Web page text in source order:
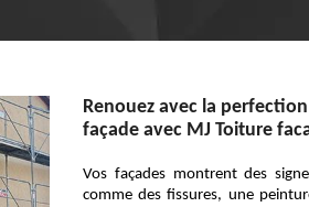
Renouez avec la
façade avec MJ Toiture
Vos façades montrent des
comme des fissures, une